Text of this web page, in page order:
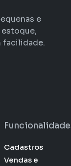
e
estoque,
facilidade.
Cadastros
Vendas e